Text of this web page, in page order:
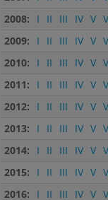
2008:
I II III IV V
2009:
I II III IV V
2010:
I II III IV V
2011:
I II III IV V
2012:
I II III IV V
2013:
I II III IV V
2014:
I II III IV V
2015:
I II III IV V
2016:
I II III IV V